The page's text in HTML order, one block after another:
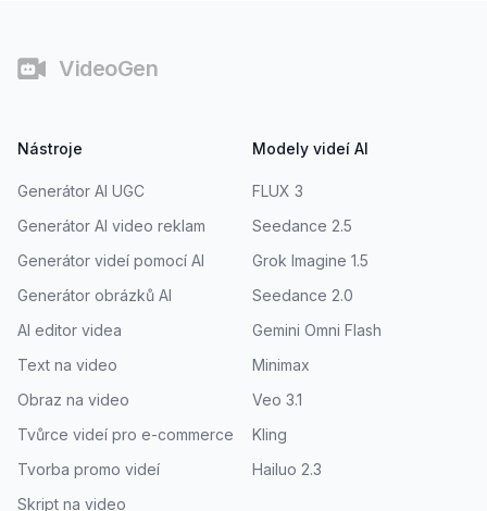
VideoGen
Nástroje
Generátor AI UGC
Generátor AI video reklam
Generátor videí pomocí AI
Generátor obrázků AI
AI editor videa
Text na video
Obraz na video
Tvůrce videí pro e-commerce
Tvorba promo videí
Skript na video
Modely videí AI
FLUX 3
Seedance 2.5
Grok Imagine 1.5
Seedance 2.0
Gemini Omni Flash
Minimax
Veo 3.1
Kling
Hailuo 2.3